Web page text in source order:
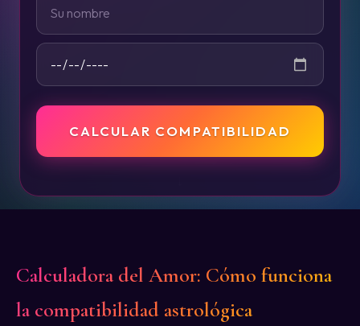
CALCULAR COMPATIBILIDAD
Descubre cómo funciona
Calculadora del Amor: Cómo funciona
la compatibilidad astrológica